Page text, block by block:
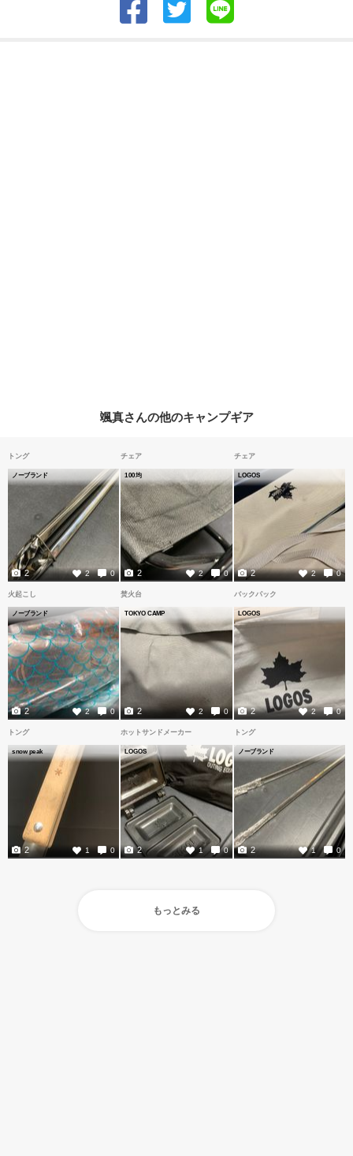
颯真さんの他のキャンプギア
トング
ノーブランド
2 0
2
チェア
100均
2 0
2
チェア
LOGOS
2 0
2
火起こし
ノーブランド
2 0
2
焚火台
TOKYO CAMP
2 0
2
バックパック
LOGOS
2 0
2
トング
snow peak
1 0
2
ホットサンドメーカー
LOGOS
1 0
2
トング
ノーブランド
1 0
2
もっとみる